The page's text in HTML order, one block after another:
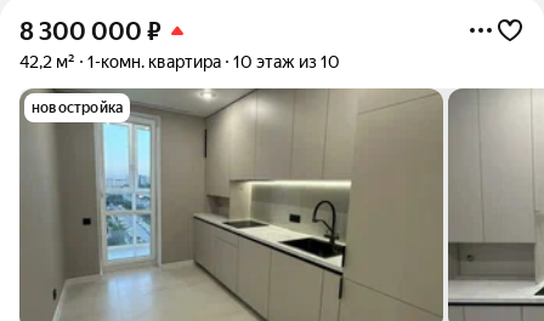
8 300 000 ₽
42,2 м² 1-комн. квартира 10 этаж из 10
новостройка